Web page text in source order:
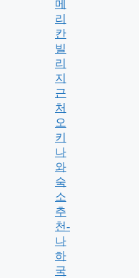
메
리
칸
빌
리
지
근
처
오
키
나
와
숙
소
추
천-
나
하
국